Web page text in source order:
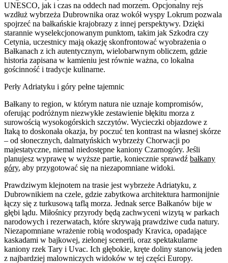
UNESCO, jak i czas na oddech nad morzem. Opcjonalny rejs
wzdłuż wybrzeża Dubrownika oraz wokół wyspy Lokrum pozwala
spojrzeć na bałkańskie krajobrazy z innej perspektywy. Dzięki
starannie wyselekcjonowanym punktom, takim jak Szkodra czy
Cetynia, uczestnicy mają okazję skonfrontować wyobrażenia o
Bałkanach z ich autentycznym, wielobarwnym obliczem, gdzie
historia zapisana w kamieniu jest równie ważna, co lokalna
gościnność i tradycje kulinarne.
Perły Adriatyku i góry pełne tajemnic
Bałkany to region, w którym natura nie uznaje kompromisów,
oferując podróżnym niezwykłe zestawienie błękitu morza z
surowością wysokogórskich szczytów. Wycieczki objazdowe z
Itaką to doskonała okazja, by poczuć ten kontrast na własnej skórze
– od słonecznych, dalmatyńskich wybrzeży Chorwacji po
majestatyczne, niemal niedostępne kaniony Czarnogóry. Jeśli
planujesz wyprawę w wyższe partie, koniecznie sprawdź bałkany
góry, aby przygotować się na niezapomniane widoki.
Prawdziwym klejnotem na trasie jest wybrzeże Adriatyku, z
Dubrownikiem na czele, gdzie zabytkowa architektura harmonijnie
łączy się z turkusową taflą morza. Jednak serce Bałkanów bije w
głębi lądu. Miłośnicy przyrody będą zachwyceni wizytą w parkach
narodowych i rezerwatach, które skrywają prawdziwe cuda natury.
Niezapomniane wrażenie robią wodospady Kravica, opadające
kaskadami w bajkowej, zielonej scenerii, oraz spektakularne
kaniony rzek Tary i Uvac. Ich głębokie, kręte doliny stanowią jeden
z najbardziej malowniczych widoków w tej części Europy.